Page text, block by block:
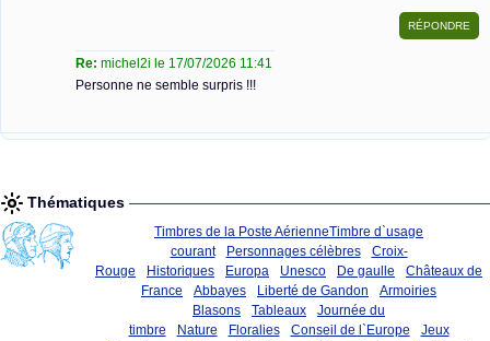
Re: michel2i le 17/07/2026 11:41
Personne ne semble surpris !!!
Thématiques
Timbres de la Poste AérienneTimbre d`usage
courant
Personnages célèbres
Croix-
Rouge
Historiques Europa Unesco De gaulle
Châteaux de
France
Abbayes Liberté de Gandon
Armoiries
Blasons
Tableaux
Journée du
timbre
Nature Floralies Conseil de l`Europe
Jeux